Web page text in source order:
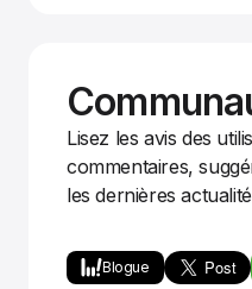
Lisez les avis des
commentaires,
les dernières
Blogue